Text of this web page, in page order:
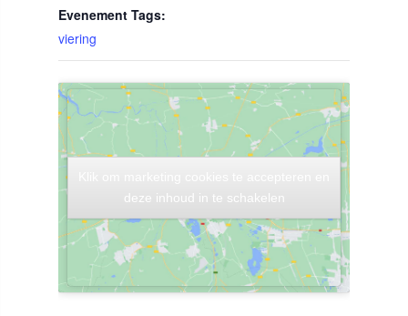
Evenement Tags:
viering
deze inhoud in te schakelen
deze inhoud in te schakelen